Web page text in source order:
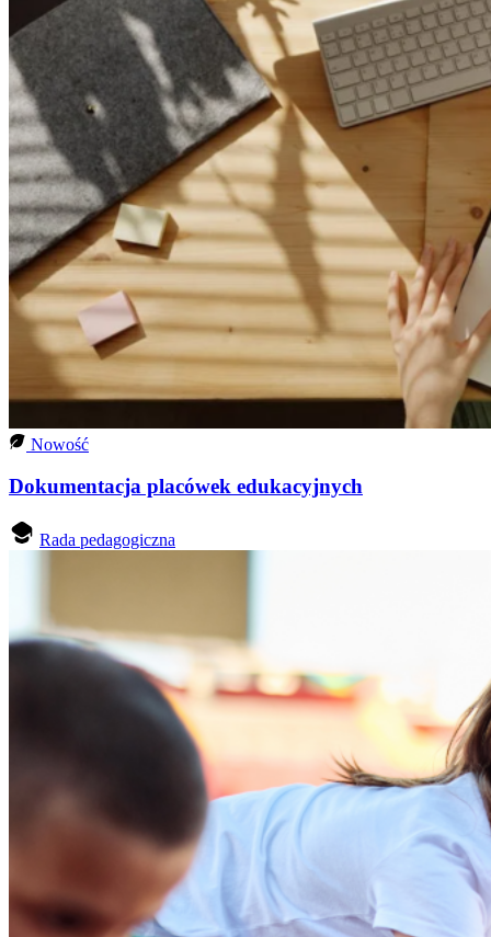
Nowość
Dokumentacja placówek edukacyjnych
Rada pedagogiczna